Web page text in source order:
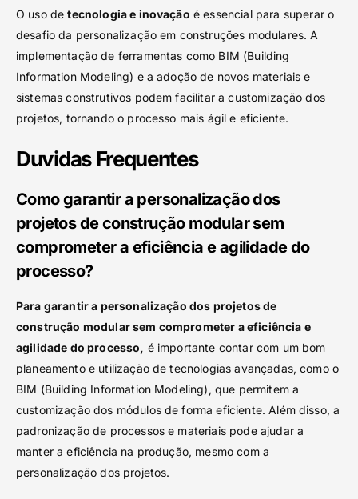
O uso detecnologia e inovação é essencial para superar o
desafio da personalização em construções modulares. A
implementação de ferramentas como BIM (Building
Information Modeling) e a adoção de novos materiais e
sistemas construtivos podem facilitar a customização dos
projetos, tornando o processo mais ágil e eficiente.
Duvidas Frequentes
Como garantir a personalização dos
projetos de construção modular sem
comprometer a eficiência e agilidade do
processo?
Para garantir a personalização dos projetos de
construção modular sem comprometer a eficiência e
agilidade do processo, é importante contar com um bom
planeamento e utilização de tecnologias avançadas, como o
BIM (Building Information Modeling), que permitem a
customização dos módulos de forma eficiente. Além disso, a
padronização de processos e materiais pode ajudar a
manter a eficiência na produção, mesmo com a
personalização dos projetos.